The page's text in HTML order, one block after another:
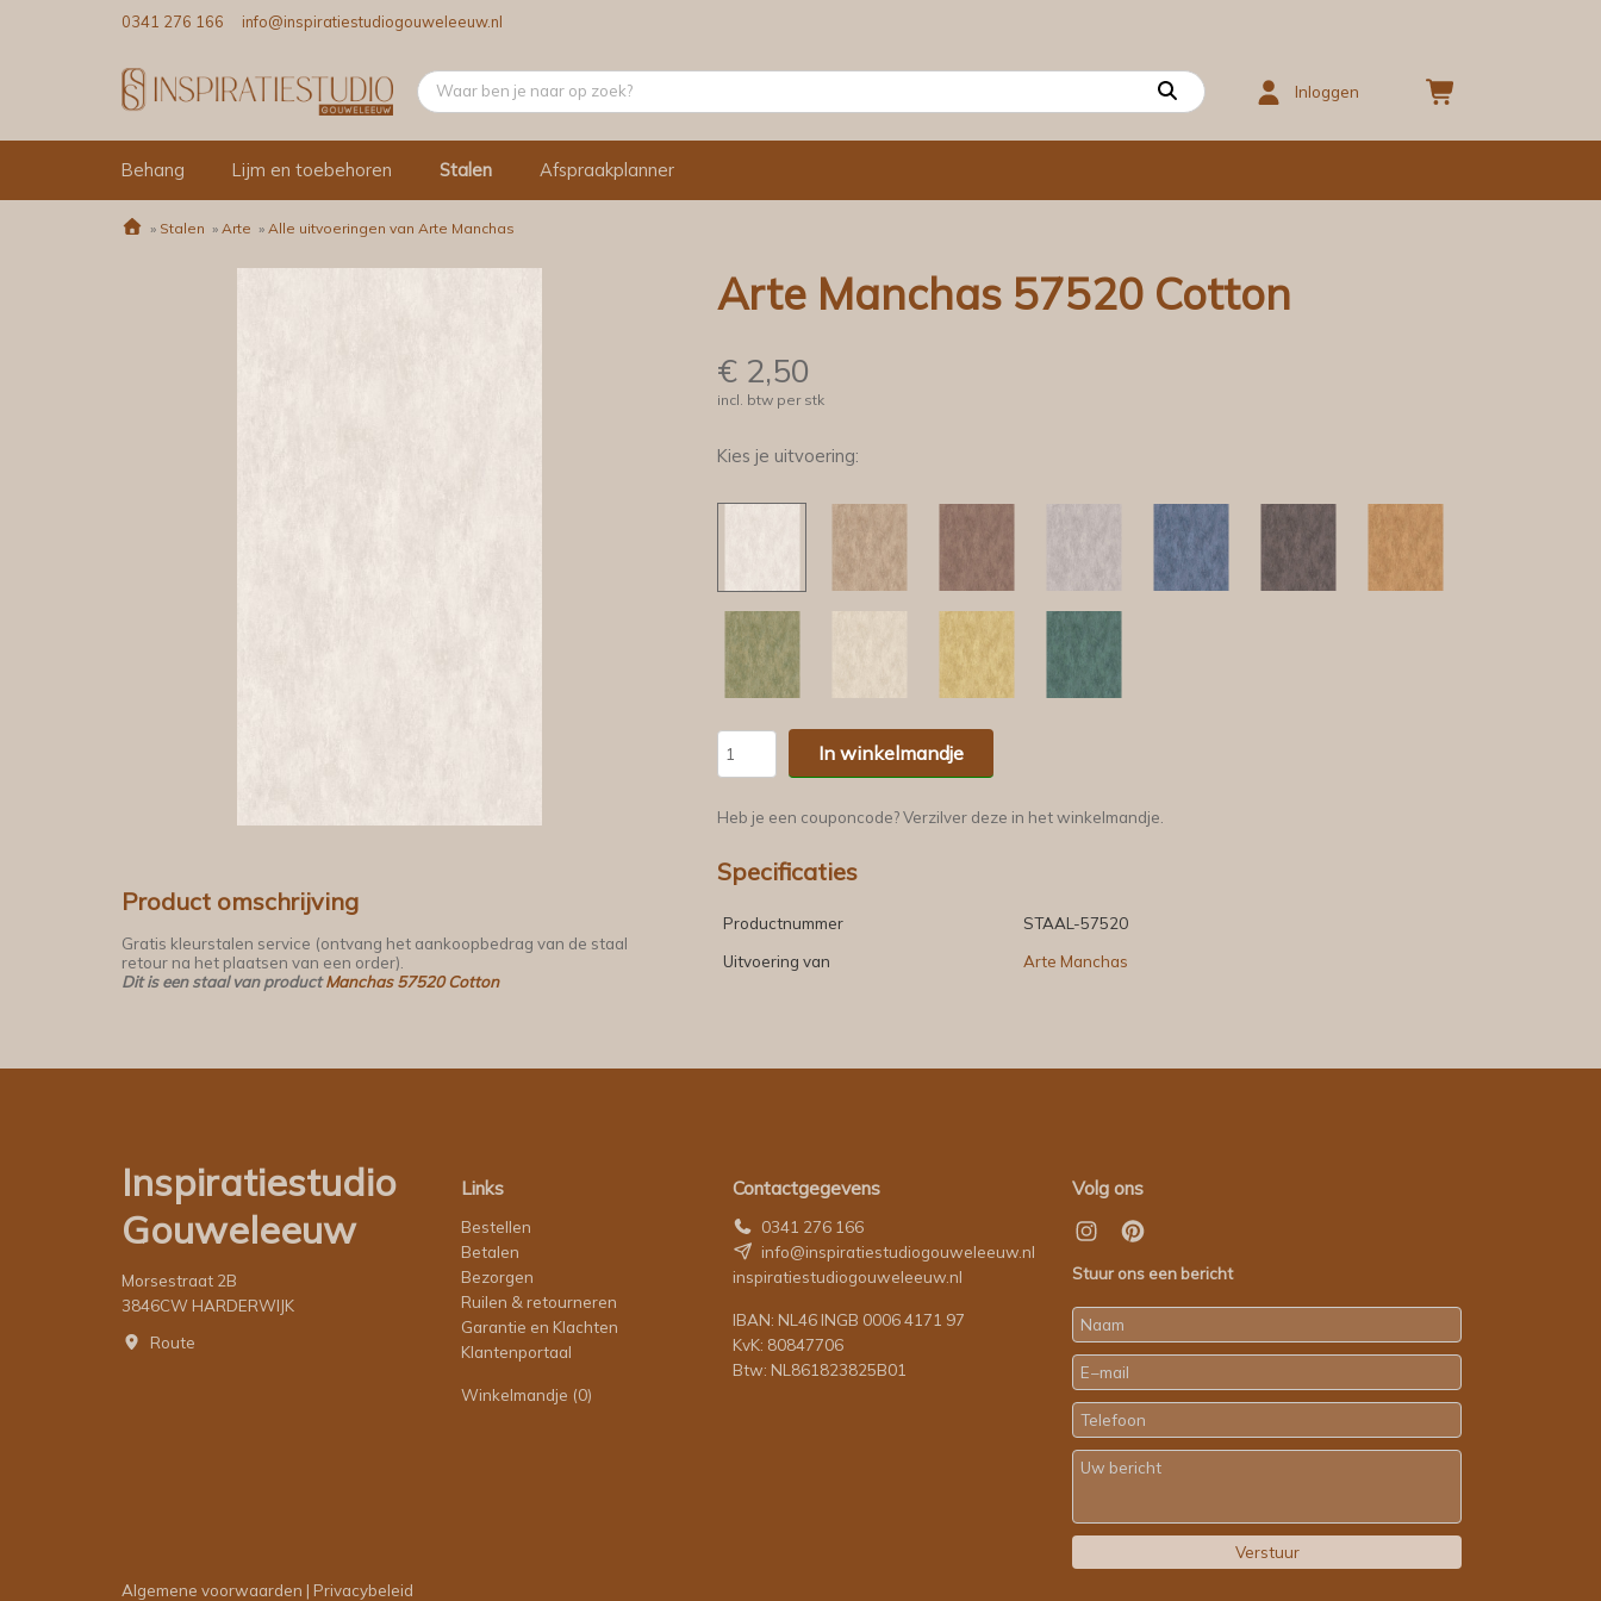
0341 276 166 info@inspiratiestudiogouweleeuw.nl
Inloggen
Behang Lijm en toebehoren Stalen Afspraakplanner
» Stalen » Arte » Alle uitvoeringen van Arte Manchas
Product omschrijving
Gratis kleurstalen service (ontvang het aankoopbedrag van de staal
retour na het plaatsen van een order).
Dit is een staal van productManchas 57520 Cotton
Arte Manchas 57520 Cotton
€ 2,50
incl. btw per stk
Kies je uitvoering:
In winkelmandje
Heb je een couponcode? Verzilver deze in het winkelmandje.
Specificaties
Productnummer
STAAL-57520
Uitvoering van
Arte Manchas
Inspiratiestudio
Gouweleeuw
Morsestraat 2B
3846CW HARDERWIJK
Route
Links
Bestellen
Betalen
Bezorgen
Ruilen & retourneren
Garantie en Klachten
Klantenportaal
Winkelmandje (0)
Contactgegevens
0341 276 166
info@inspiratiestudiogouweleeuw.nl
inspiratiestudiogouweleeuw.nl
IBAN: NL46 INGB 0006 4171 97
KvK: 80847706
Btw: NL861823825B01
Volg ons
Stuur ons een bericht
Algemene voorwaarden | Privacybeleid